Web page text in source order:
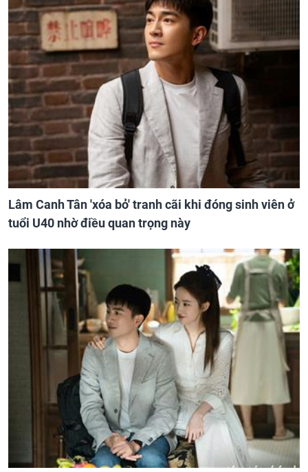
Lâm Canh Tân 'xóa bỏ' tranh cãi khi đóng sinh viên ở
tuổi U40 nhờ điều quan trọng này